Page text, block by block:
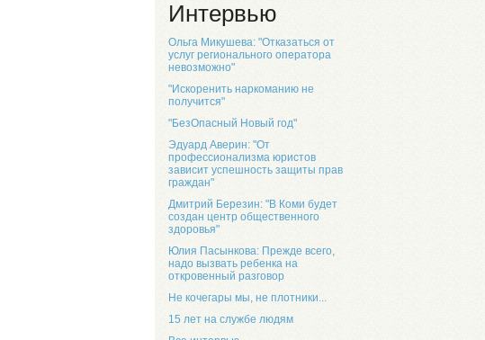
Интервью
Ольга Микушева: "Отказаться от
услуг регионального оператора
невозможно"
"Искоренить наркоманию не
получится"
"БезОпасный Новый год"
Эдуард Аверин: "От
профессионализма юристов
зависит успешность защиты прав
граждан"
Дмитрий Березин: "В Коми будет
создан центр общественного
здоровья"
Юлия Пасынкова: Прежде всего,
надо вызвать ребенка на
откровенный разговор
Не кочегары мы, не плотники...
15 лет на службе людям